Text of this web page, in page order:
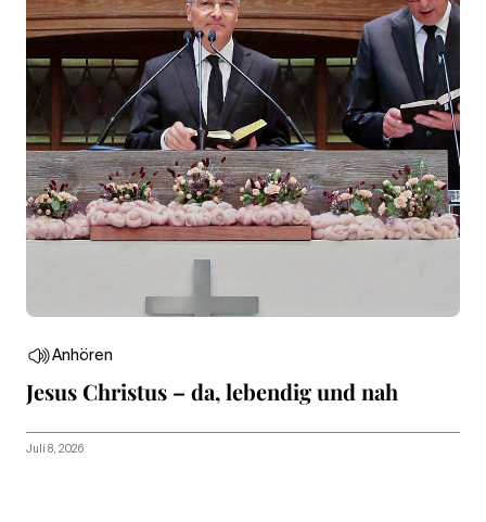
Anhören
Jesus Christus – da, lebendig und nah
Juli 8, 2026